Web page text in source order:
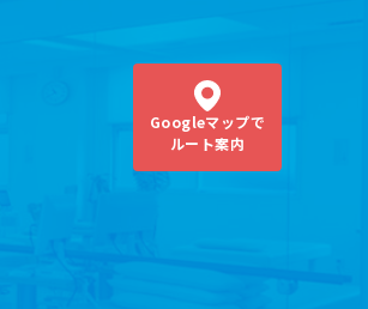
Googleマップで
ルート案内